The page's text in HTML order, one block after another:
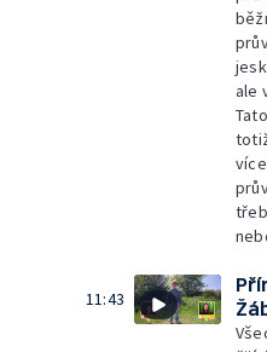
ale
11:43